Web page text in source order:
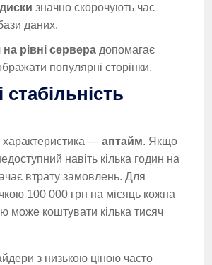
значно скорочують час
даних.
рівні сервера допомагає
популярні сторінки.
характеристика — аптайм. Якщо
навіть кілька годин на
втрату замовлень. Для
100 000 грн на місяць кожна
може коштувати кілька тисяч
з низькою ціною часто